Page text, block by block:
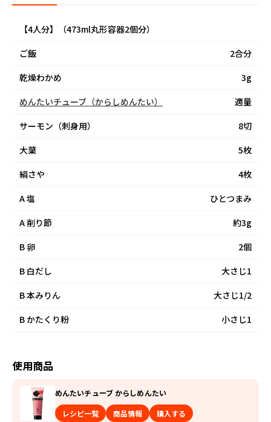
【4人分】（473ml丸形容器2個分）
ご飯
2合分
乾燥わかめ
3g
めんたいチューブ（からしめんたい）
適量
サーモン（刺身用）
8切
大葉
5枚
絹さや
4枚
A塩
ひとつまみ
A 削り節
約3g
B 卵
2個
B 白だし
大さじ1
B本みりん
大さじ1/2
Bかたくり粉 小さじ1
使用商品
めんたいチューブ からしめんたい
レシピ一覧
商品情報 購入する